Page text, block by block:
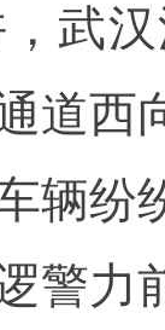
武
道西
辆纷
警力